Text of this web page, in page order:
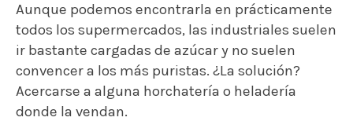
Aunque podemos encontrarla en prácticamente
todos los supermercados, las industriales suelen
ir bastante cargadas de azúcar y no suelen
convencer a los más puristas. ¿La solución?
Acercarse a alguna horchatería o heladería
donde la vendan.